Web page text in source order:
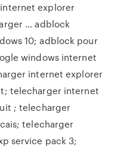
explorer
... adblock
10; adblock pour
windows internet
internet explorer
telecharger internet
; telecharger
telecharger
service pack 3;